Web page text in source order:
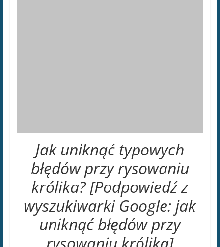
Jak uniknąć typowych błędów przy rysowaniu
królika?Rysowanie królika może być fascynującym
i kreatywnym doświadczeniem. Jednak nawet dla
doświadczonych artystów, rysowanie tego
uroczego stworzenia może być trudne. W tym
artykule podzielimy się z Tobą kilkoma
przydatnymi wskazówkami, jak uniknąć typowych
błędów przy rysowaniu królika i osiągnąć lepsze
rezultaty. Przygotuj się na fascynującą podróż w